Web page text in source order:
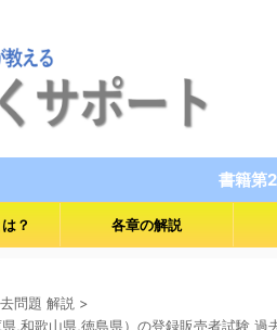
書籍第
？ 各章の解説
問題 解説 >
,和歌山県,徳島県）の登録販売者試験 過